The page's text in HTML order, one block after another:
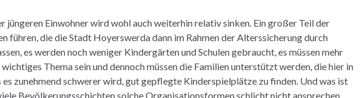
Einwohner wird wohl auch weiterhin relativ sinken. Ein großer Teil der
die die Stadt Hoyerswerda dann im Rahmen der Alterssicherung durch
es werden noch weniger Kindergärten und Schulen gebraucht, es müssen mehr
Thema sein und dennoch müssen die Familien unterstützt werden, die hier in
zunehmend schwerer wird, gut gepflegte Kinderspielplätze zu finden. Und was ist
Bevölkerungsschichten solche Organisationsformen schlicht nicht ansprechen.